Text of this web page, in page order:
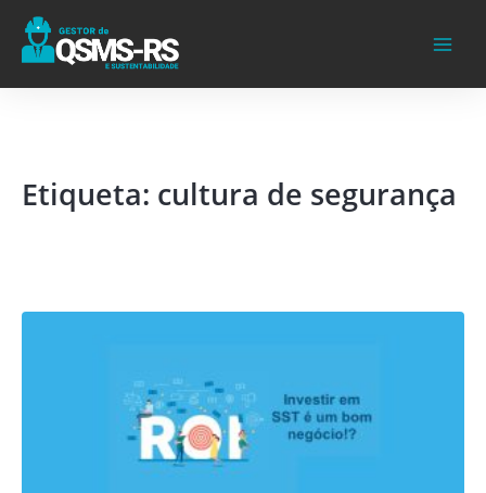
para
conteúdo
Etiqueta: cultura de segurança